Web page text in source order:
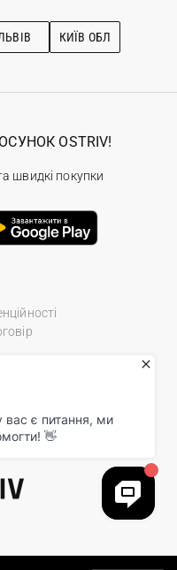
КИЇВ ОБЛ
Rights Reserved.
OSTRIV!
швидкі покупки